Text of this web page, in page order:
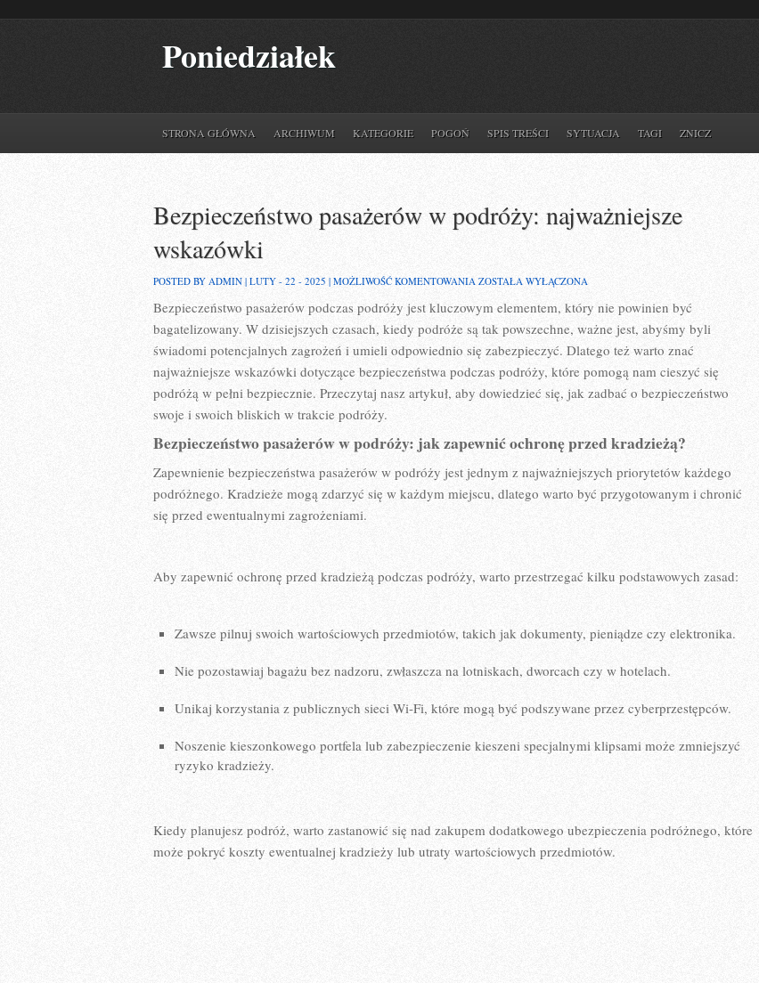
Poniedziałek
STRONA GŁÓWNA ARCHIWUM KATEGORIE POGOŃ SPIS TREŚCI SYTUACJA TAGI ZNICZ
Bezpieczeństwo pasażerów w podróży: najważniejsze
wskazówki
POSTED BY ADMIN | LUTY - 22 - 2025 | MOŻLIWOŚĆ KOMENTOWANIA BEZPIECZEŃSTWO
W
NAJWAŻNIEJSZE
WSKAZÓWKI
ZOSTAŁA WYŁĄCZONA
Bezpieczeństwo pasażerów ‌podczas podróży jest kluczowym elementem, który nie powinien być
bagatelizowany. W dzisiejszych⁢ czasach,‍ kiedy podróże są tak powszechne, ‌ważne jest, abyśmy byli
świadomi potencjalnych zagrożeń i⁣ umieli odpowiednio się⁣ zabezpieczyć. Dlatego też warto ​znać
najważniejsze wskazówki dotyczące bezpieczeństwa⁣ podczas podróży, które pomogą nam cieszyć się
podróżą ⁤w‌ pełni bezpiecznie. Przeczytaj nasz artykuł, aby dowiedzieć‌ się, jak zadbać o bezpieczeństwo⁣
swoje i swoich bliskich w trakcie podróży.
Bezpieczeństwo⁢ pasażerów⁢ w podróży: jak ⁤zapewnić ochronę przed kradzieżą?
Zapewnienie bezpieczeństwa ​pasażerów w podróży jest jednym​ z najważniejszych priorytetów każdego
podróżnego. ⁣Kradzieże mogą⁢ zdarzyć się w każdym⁤ miejscu, dlatego ⁤warto być przygotowanym‍ i⁢ chronić
się przed ewentualnymi zagrożeniami.
Aby zapewnić ochronę przed kradzieżą podczas podróży, warto przestrzegać kilku‍ podstawowych zasad:
Zawsze pilnuj swoich wartościowych⁢ przedmiotów, ‌takich jak⁣ dokumenty, pieniądze czy elektronika.
Nie pozostawiaj bagażu bez nadzoru, zwłaszcza na lotniskach, ‍dworcach‌ czy w⁢ hotelach.
Unikaj korzystania ‍z publicznych sieci Wi-Fi,⁣ które mogą być podszywane ​przez cyberprzestępców.
Noszenie kieszonkowego ⁣portfela lub zabezpieczenie kieszeni specjalnymi ​klipsami może zmniejszyć
ryzyko​ kradzieży.
Kiedy planujesz podróż,‌ warto zastanowić⁢ się ‌nad zakupem dodatkowego ubezpieczenia podróżnego, ⁤które
może ⁣pokryć ⁣koszty ewentualnej kradzieży lub ​utraty wartościowych przedmiotów.